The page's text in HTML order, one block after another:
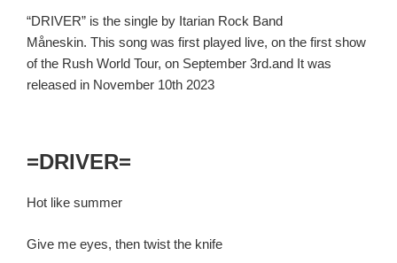
“DRIVER” is the single by Itarian Rock Band
Måneskin. This song was first played live, on the first show
of the Rush World Tour, on September 3rd.and It was
released in November 10th 2023
=DRIVER=
Hot like summer
Give me eyes, then twist the knife